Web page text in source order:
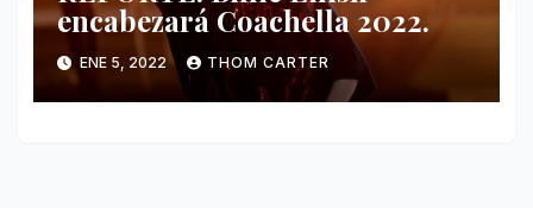
encabezará Coachella 2022.
ENE 5, 2022 THOM CARTER